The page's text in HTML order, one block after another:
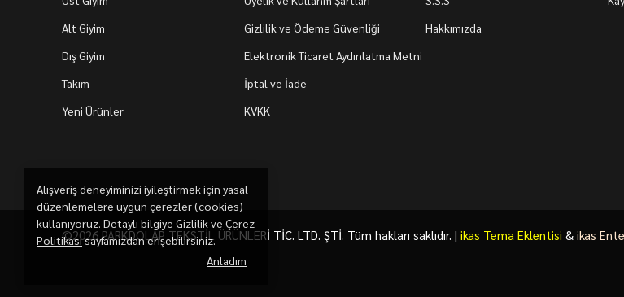
Alışveriş deneyiminizi iyileştirmek için yasal
düzenlemelere uygun çerezler (cookies)
kullanıyoruz. Detaylı bilgiye Gizlilik ve Çerez
Politikasısayfamızdan erişebilirsiniz.
Anladım
Alt Giyim
Dış Giyim
Takım
Yeni Ürünler
Gizlilik ve Ödeme Güvenliği
Elektronik Ticaret Aydınlatma Metni
İptal ve İade
KVKK
Hakkımızda
©2026 PARKDOLAP TEKSTİL ÜRÜNLERİ TİC. LTD. ŞTİ. Tüm hakları saklıdır. | ikas Tema Eklentisi & ikas